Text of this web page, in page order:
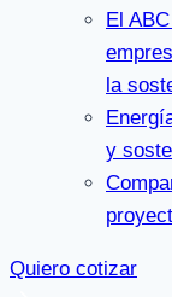
El
la
y
Quiero cotizar